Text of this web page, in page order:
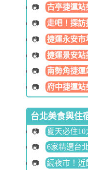
古亭捷運站
走吧！探
捷運永安市
捷運景安站
南勢角捷運
府中捷運站
台北美食與住
夏天必住
6家精選台
繞夜市！近